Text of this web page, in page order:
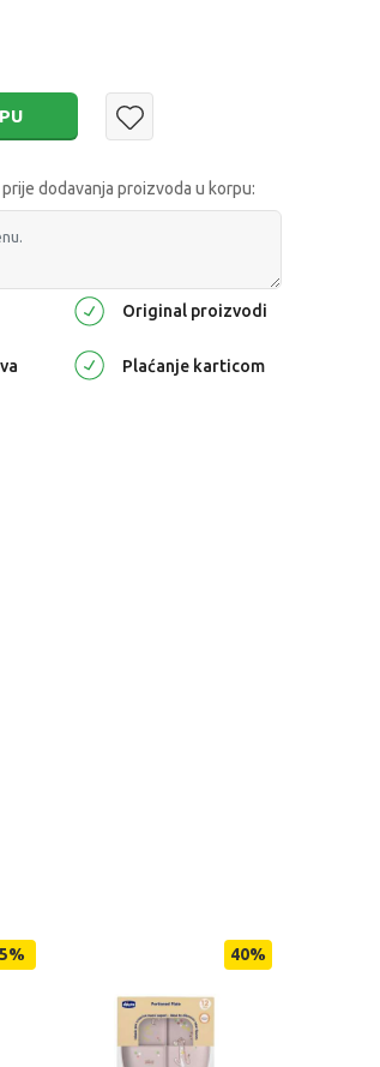
dodavanja proizvoda u korpu:
Original proizvodi
Plaćanje karticom
5% 40%